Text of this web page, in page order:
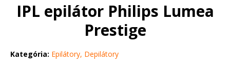
IPL epilátor Philips Lumea
Prestige
Kategória: Epilátory, Depilátory